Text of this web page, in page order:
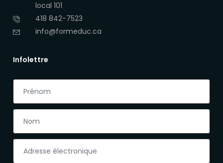
local 101
418 842-7523
info@formeduc.ca
Infolettre